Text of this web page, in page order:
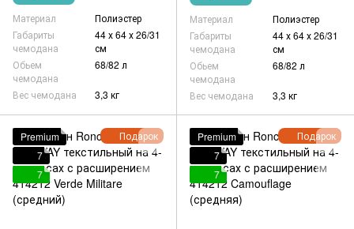
Материал
Полиэстер
Габариты
чемодана
44 х 64 х 26/31
см
Обьем
чемодана
68/82 л
Вес чемодана 3,3 кг
Материал
Полиэстер
Габариты
чемодана
44 х 64 х 26/31
см
Обьем
чемодана
68/82 л
Вес чемодана 3,3 кг
Подарок
Premium
7
7
Подарок
Premium
7
7